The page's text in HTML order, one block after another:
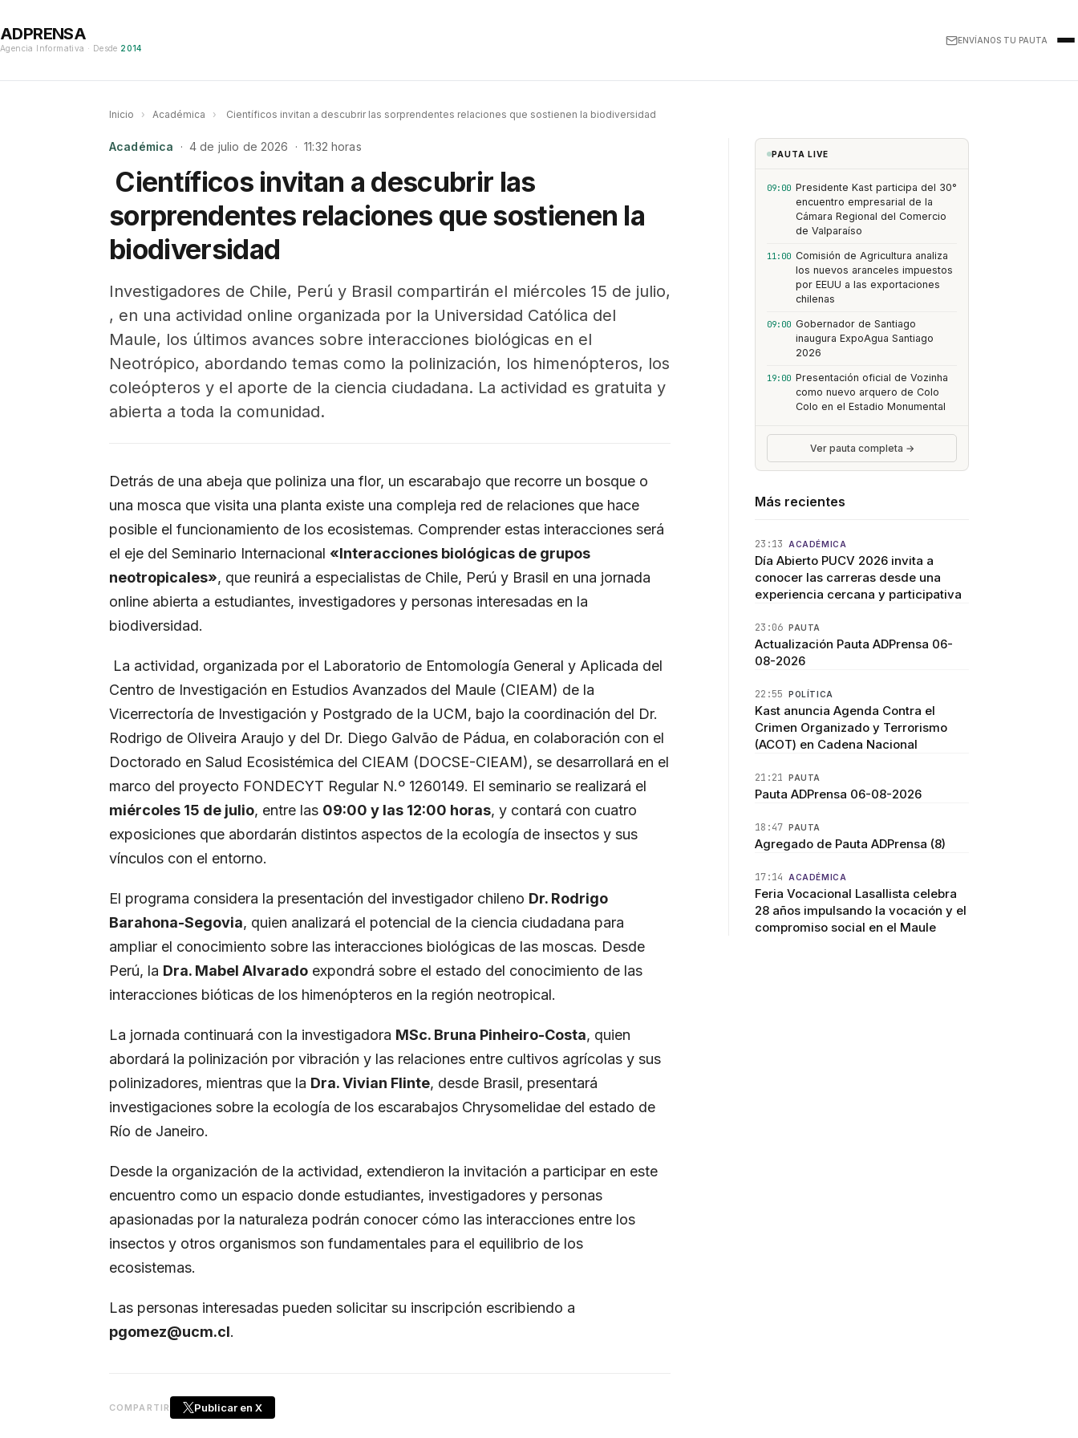
ADPRENSA
Agencia Informativa · Desde 2014
ENVÍANOS TU PAUTA
Inicio › Académica › Científicos invitan a descubrir las sorprendentes relaciones que sostienen la biodiversidad
Académica · 4 de julio de 2026 · 11:32 horas
Científicos invitan a descubrir las
sorprendentes relaciones que sostienen la
biodiversidad
Investigadores de Chile, Perú y Brasil compartirán el miércoles 15 de julio,
, en una actividad online organizada por la Universidad Católica del
Maule, los últimos avances sobre interacciones biológicas en el
Neotrópico, abordando temas como la polinización, los himenópteros, los
coleópteros y el aporte de la ciencia ciudadana. La actividad es gratuita y
abierta a toda la comunidad.
Detrás de una abeja que poliniza una flor, un escarabajo que recorre un bosque o
una mosca que visita una planta existe una compleja red de relaciones que hace
posible el funcionamiento de los ecosistemas. Comprender estas interacciones será
el eje del Seminario Internacional «Interacciones biológicas de grupos
neotropicales», que reunirá a especialistas de Chile, Perú y Brasil en una jornada
online abierta a estudiantes, investigadores y personas interesadas en la
biodiversidad.
La actividad, organizada por el Laboratorio de Entomología General y Aplicada del
Centro de Investigación en Estudios Avanzados del Maule (CIEAM) de la
Vicerrectoría de Investigación y Postgrado de la UCM, bajo la coordinación del Dr.
Rodrigo de Oliveira Araujo y del Dr. Diego Galvão de Pádua, en colaboración con el
Doctorado en Salud Ecosistémica del CIEAM (DOCSE-CIEAM), se desarrollará en el
marco del proyecto FONDECYT Regular N.º 1260149. El seminario se realizará el
miércoles 15 de julio, entre las 09:00 y las 12:00 horas, y contará con cuatro
exposiciones que abordarán distintos aspectos de la ecología de insectos y sus
vínculos con el entorno.
El programa considera la presentación del investigador chileno Dr. Rodrigo
Barahona-Segovia, quien analizará el potencial de la ciencia ciudadana para
ampliar el conocimiento sobre las interacciones biológicas de las moscas. Desde
Perú, la Dra. Mabel Alvarado expondrá sobre el estado del conocimiento de las
interacciones bióticas de los himenópteros en la región neotropical.
La jornada continuará con la investigadora MSc. Bruna Pinheiro-Costa, quien
abordará la polinización por vibración y las relaciones entre cultivos agrícolas y sus
polinizadores, mientras que la Dra. Vivian Flinte, desde Brasil, presentará
investigaciones sobre la ecología de los escarabajos Chrysomelidae del estado de
Río de Janeiro.
Desde la organización de la actividad, extendieron la invitación a participar en este
encuentro como un espacio donde estudiantes, investigadores y personas
apasionadas por la naturaleza podrán conocer cómo las interacciones entre los
insectos y otros organismos son fundamentales para el equilibrio de los
ecosistemas.
Las personas interesadas pueden solicitar su inscripción escribiendo a
pgomez@ucm.cl.
COMPARTIR Publicar en X
PAUTA LIVE
09:00 Presidente Kast participa del 30°
encuentro empresarial de la
Cámara Regional del Comercio
de Valparaíso
11:00 Comisión de Agricultura analiza
los nuevos aranceles impuestos
por EEUU a las exportaciones
chilenas
09:00 Gobernador de Santiago
inaugura ExpoAgua Santiago
2026
19:00 Presentación oficial de Vozinha
como nuevo arquero de Colo
Colo en el Estadio Monumental
Ver pauta completa →
Más recientes
23:13 ACADÉMICA
Día Abierto PUCV 2026 invita a
conocer las carreras desde una
experiencia cercana y participativa
23:06 PAUTA
Actualización Pauta ADPrensa 06-
08-2026
22:55 POLÍTICA
Kast anuncia Agenda Contra el
Crimen Organizado y Terrorismo
(ACOT) en Cadena Nacional
21:21 PAUTA
Pauta ADPrensa 06-08-2026
18:47 PAUTA
Agregado de Pauta ADPrensa (8)
17:14 ACADÉMICA
Feria Vocacional Lasallista celebra
28 años impulsando la vocación y el
compromiso social en el Maule